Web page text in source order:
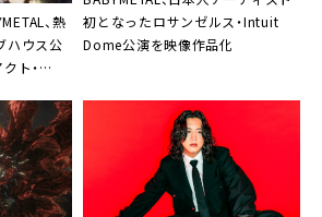
、熱
ハウス公
ト・
”も
初となったロサンゼルス・Intuit
Dome公演を映像作品化